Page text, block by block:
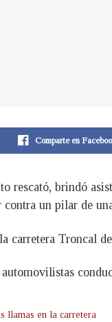
Comparte en
rescató, brindó
un pilar de
carretera Troncal
llamas en la carretera